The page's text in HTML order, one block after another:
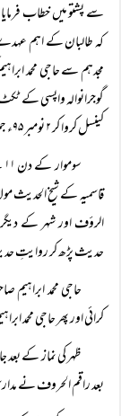
سے پشتو میں خطاب
کہ طالبان کے اہم
مجدہم سے حاجی محمد
کینسل کروا کر ۲ نومبر ۹۵ء جمعہ کے دن کی سیٹیں دوبارہ لی گئیں۔
قاسمیہ کے شیخ الحدیث
الرؤف اور شہر کے
حدیث پڑھ کر روایتِ
حاجی محمد
کرائی اور پھر حاجی
ظہر کی نماز کے
بعد راقم الحروف نے